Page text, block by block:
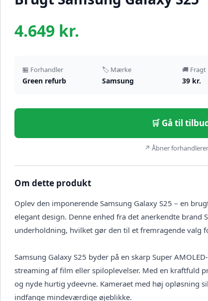
4.649 kr.
🏪 Forhandler
Green refurb
🏷️ Mærke
Samsung
🚚 Fragt
39 kr.
🛒 Gå til
↗ Åbner
Om dette produkt
Oplev den imponerende Samsung Galaxy S25 – en
elegant design. Denne enhed fra det anerkendte brand
underholdning, hvilket gør den til et fremragende valg
Samsung Galaxy S25 byder på en skarp Super
streaming af film eller spiloplevelser. Med en kraftfuld
og nyde hurtig ydeevne. Kameraet med høj opløsning
indfange mindeværdige øjeblikke.